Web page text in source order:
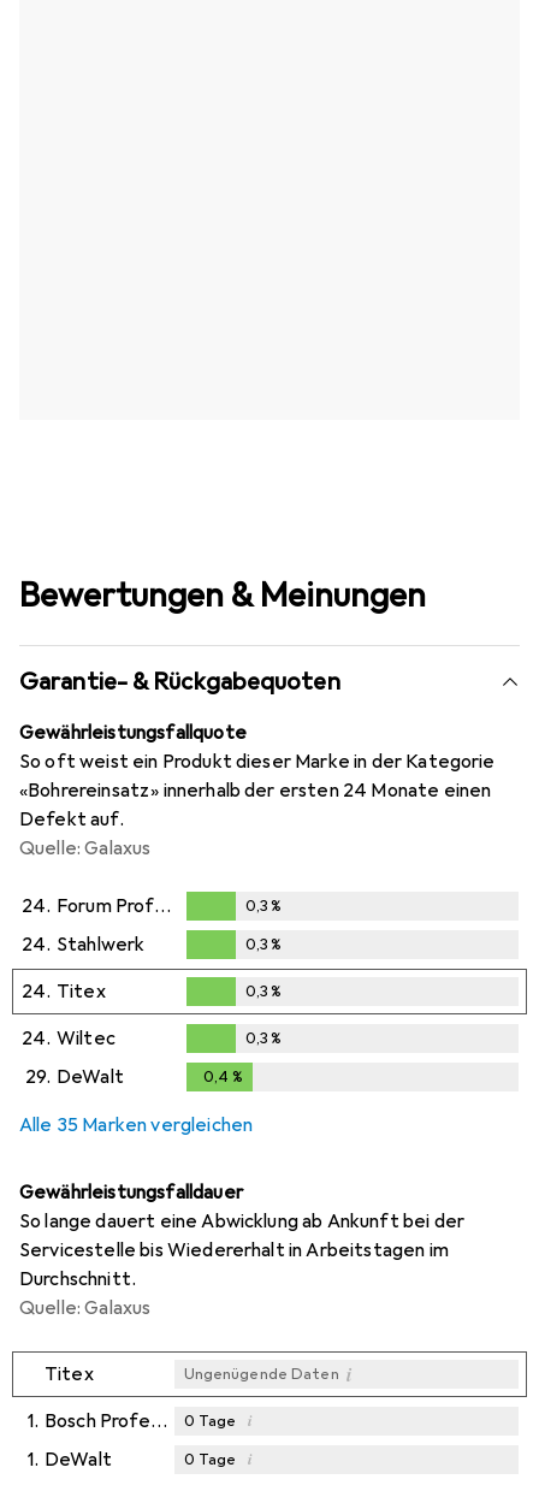
Bewertungen & Meinungen
Garantie- & Rückgabequoten
Gewährleistungsfallquote
So oft weist ein Produkt dieser Marke in der Kategorie
«Bohrereinsatz» innerhalb der ersten 24 Monate einen
Defekt auf.
Quelle: Galaxus
24. Forum Professional Solutions
0,3%
0,3%
24. Stahlwerk
0,3%
0,3%
24. Titex
0,3%
0,3%
24. Wiltec
0,3%
0,3%
29. DeWalt 0,4 %
Alle 35 Marken vergleichen
Gewährleistungsfalldauer
So lange dauert eine Abwicklung ab Ankunft bei der
Servicestelle bis Wiedererhalt in Arbeitstagen im
Durchschnitt.
Quelle: Galaxus
Titex Ungenügende Daten i
1. Bosch Professional Zubehör 0 Tage i
1. DeWalt 0 Tage i